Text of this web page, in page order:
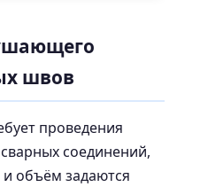
швов
проведения
соединений,
объём задаются